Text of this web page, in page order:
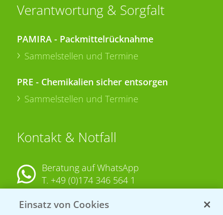
Verantwortung & Sorgfalt
PAMIRA - Packmittelrücknahme
Sammelstellen und Termine
PRE - Chemikalien sicher entsorgen
Sammelstellen und Termine
Kontakt & Notfall
Beratung auf WhatsApp
T. +49 (0)174 346 564 1
KONTAKT
Einsatz von Cookies